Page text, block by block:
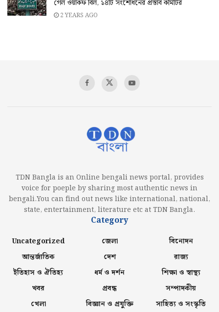
গেল ওয়াকফ বিল, ১৪টি সংশোধনের প্রস্তাব কমিটির
2 YEARS AGO
TDN Bangla is an Online bengali news portal, provides
voice for poeple by sharing most authentic news in
bengali.You can find out news like international, national,
state, entertainment, literature etc at TDN Bangla.
Category
Uncategorized
আন্তর্জাতিক
ইতিহাস ও ঐতিহ্য
খবর
খেলা
জেলা
দেশ
ধর্ম ও দর্শন
প্রবন্ধ
বিজ্ঞান ও প্রযুক্তি
বিনোদন
রাজ্য
শিক্ষা ও স্বাস্থ্য
সম্পাদকীয়
সাহিত্য ও সংস্কৃতি